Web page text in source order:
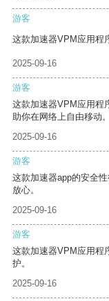
游客
这款加速器VPM应用程
2025-09-16
游客
这款加速器VPM应用程
助你在网络上自由移动。
2025-09-16
游客
这款加速器app的安全
放心。
2025-09-16
游客
这款加速器VPM应用程
护。
2025-09-16